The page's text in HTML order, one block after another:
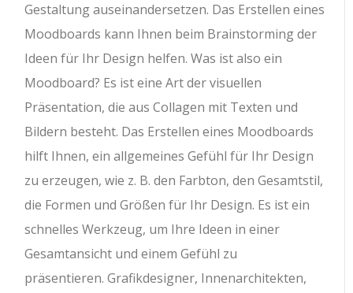
Gestaltung auseinandersetzen. Das Erstellen eines
Moodboards kann Ihnen beim Brainstorming der
Ideen für Ihr Design helfen. Was ist also ein
Moodboard? Es ist eine Art der visuellen
Präsentation, die aus Collagen mit Texten und
Bildern besteht. Das Erstellen eines Moodboards
hilft Ihnen, ein allgemeines Gefühl für Ihr Design
zu erzeugen, wie z. B. den Farbton, den Gesamtstil,
die Formen und Größen für Ihr Design. Es ist ein
schnelles Werkzeug, um Ihre Ideen in einer
Gesamtansicht und einem Gefühl zu
präsentieren. Grafikdesigner, Innenarchitekten,